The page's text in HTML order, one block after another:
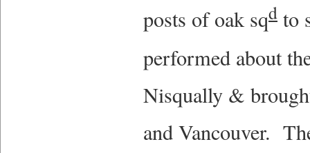
posts of oak sqd to
performed about
Nisqually &
and Vancouver.